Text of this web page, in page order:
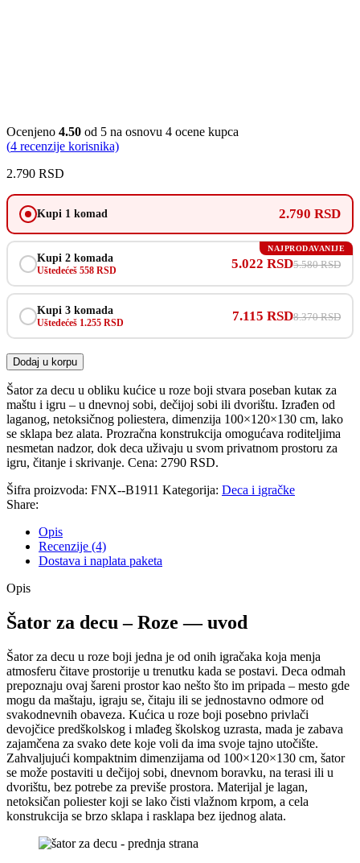
Ocenjeno 4.50 od 5 na osnovu 4 ocene kupca
(4 recenzije korisnika)
2.790 RSD
Kupi 1 komad 2.790 RSD
Kupi 2 komada
Uštedećeš 558 RSD 5.022 RSD5.580 RSD
NAJPRODAVANIJE
Kupi 3 komada
Uštedećeš 1.255 RSD 7.115 RSD8.370 RSD
Dodaj u korpu
Šator za decu u obliku kućice u roze boji stvara poseban kutак za
maštu i igru – u dnevnoj sobi, dečijoj sobi ili dvorištu. Izrađen od
laganog, netoksičnog poliestera, dimenzija 100×120×130 cm, lako
se sklapa bez alata. Prozračna konstrukcija omogućava roditeljima
nesmetan nadzor, dok deca uživaju u svom privatnom prostoru za
igru, čitanje i skrivanje. Cena: 2790 RSD.
Šifra proizvoda: FNX--B1911 Kategorija: Deca i igračke
Share:
Opis
Recenzije (4)
Dostava i naplata paketa
Opis
Šator za decu – Roze — uvod
Šator za decu u roze boji jedna je od onih igračaka koja menja
atmosferu čitave prostorije u trenutku kada se postavi. Deca odmah
prepoznaju ovaj šareni prostor kao nešto što im pripada – mesto gde
mogu da maštaju, igraju se, čitaju ili se jednostavno odmore od
svakodnevnih obaveza. Kućica u roze boji posebno privlači
devojčice predškolskog i mlađeg školskog uzrasta, mada je zabava
zajamčena za svako dete koje voli da ima svoje tajno utočište.
Zahvaljujući kompaktnim dimenzijama od 100×120×130 cm, šator
se može postaviti u dečijoj sobi, dnevnom boravku, na terasi ili u
dvorištu, bez potrebe za previše prostora. Materijal je lagan,
netoksičan poliester koji se lako čisti vlažnom krpom, a cela
konstrukcija se brzo sklapa i rasklapа bez ijednog alata.